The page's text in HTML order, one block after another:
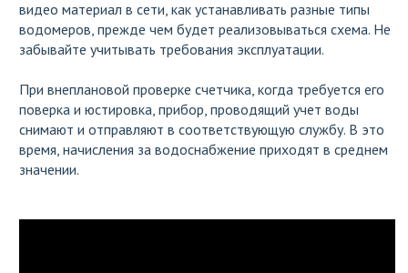
видео материал в сети, как устанавливать разные типы
водомеров, прежде чем будет реализовываться схема. Не
забывайте учитывать требования эксплуатации.
При внеплановой проверке счетчика, когда требуется его
поверка и юстировка, прибор, проводящий учет воды
снимают и отправляют в соответствующую службу. В это
время, начисления за водоснабжение приходят в среднем
значении.